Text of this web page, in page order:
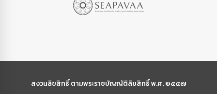
สงวนลิขสิทธิ์ ตามพระราชบัญญัติลิขสิทธิ์ พ.ศ. ๒๕๔๗